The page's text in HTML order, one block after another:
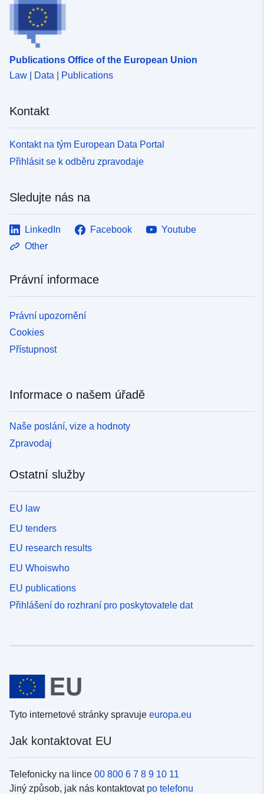
Publications Office of the European Union
Law | Data | Publications
Kontakt
Kontakt na tým European Data Portal
Přihlásit se k odběru zpravodaje
Sledujte nás na
LinkedIn Facebook
Youtube
Other
Právní informace
Právní upozornění
Cookies
Přístupnost
Informace o našem úřadě
Naše poslání, vize a hodnoty
Zpravodaj
Ostatní služby
EU law
EU tenders
EU research results
EU Whoiswho
EU publications
Přihlášení do rozhraní pro poskytovatele dat
Tyto internetové stránky spravuje europa.eu
Jak kontaktovat EU
Telefonicky na lince 00 800 6 7 8 9 10 11
Jiný způsob, jak nás kontaktovat po telefonu